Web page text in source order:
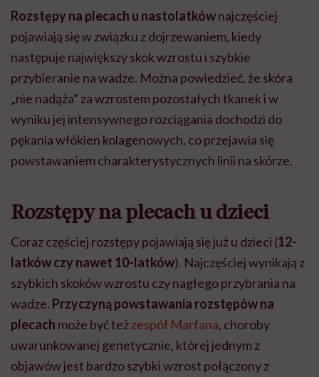
Rozstępy na plecach u nastolatkównajczęściej
pojawiają się w związku z dojrzewaniem, kiedy
następuje największy skok wzrostu i szybkie
przybieranie na wadze. Można powiedzieć, że skóra
„nie nadąża” za wzrostem pozostałych tkanek i w
wyniku jej intensywnego rozciągania dochodzi do
pękania włókien kolagenowych, co przejawia się
powstawaniem charakterystycznych linii na skórze.
Rozstępy na plecach u dzieci
Coraz częściej rozstępy pojawiają się już u dzieci (12-
latków czy nawet 10-latków). Najczęściej wynikają z
szybkich skoków wzrostu czy nagłego przybrania na
wadze. Przyczyną powstawania rozstępów na
plecach może być teżzespół Marfana, choroby
uwarunkowanej genetycznie, której jednym z
objawów jest bardzo szybki wzrost połączony z